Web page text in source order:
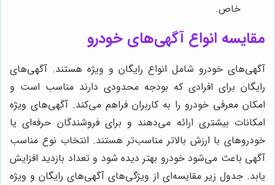
خاص.
مقایسه انواع آگهی‌های خودرو
آگهی‌های خودرو شامل انواع رایگان و ویژه هستند. آگهی‌های
رایگان برای افرادی که بودجه محدودی دارند مناسب است و
امکان معرفی خودرو را به کاربران فراهم می‌کند. آگهی‌های ویژه
امکانات بیشتری ارائه می‌دهند و برای فروشندگان حرفه‌ای یا
خودروهای با ارزش بالاتر مناسب‌تر هستند. انتخاب نوع مناسب
آگهی باعث می‌شود خودرو بهتر دیده شود و تعداد بازدید افزایش
یابد. جدول زیر مقایسه‌ای از ویژگی‌های آگهی‌های رایگان و ویژه